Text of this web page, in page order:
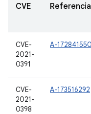
CVE
CVE-
2021-
0391
A-172841550
CVE-
2021-
0398
A-173516292